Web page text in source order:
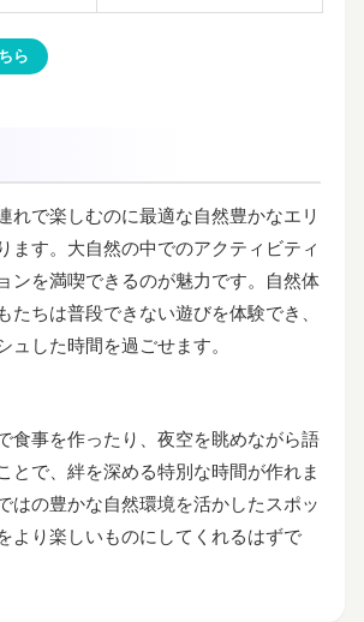
ら
れで楽しむのに最適な自然豊かなエリ
ます。大自然の中でのアクティビティ
ンを満喫できるのが魅力です。自然体
たちは普段できない遊びを体験でき、
ュした時間を過ごせます。
食事を作ったり、夜空を眺めながら語
とで、絆を深める特別な時間が作れま
はの豊かな自然環境を活かしたスポッ
より楽しいものにしてくれるはずで